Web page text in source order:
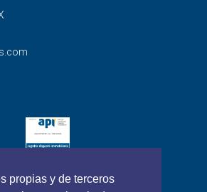
propias y de terceros